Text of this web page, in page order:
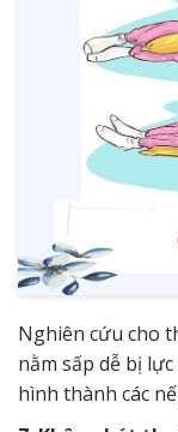
Nghiên cứu cho
nằm sấp dễ bị
hình thành các